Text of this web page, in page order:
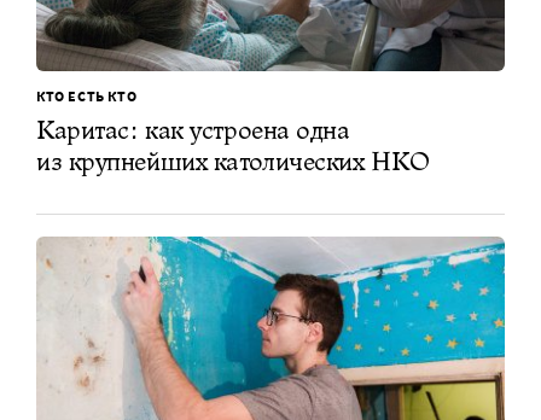
КТО ЕСТЬ КТО
Каритас: как устроена одна
из крупнейших католических НКО